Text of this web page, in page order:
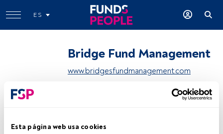
Esta página web usa cookies
ES
Bridge Fund Management
www.bridgesfundmanagement.com